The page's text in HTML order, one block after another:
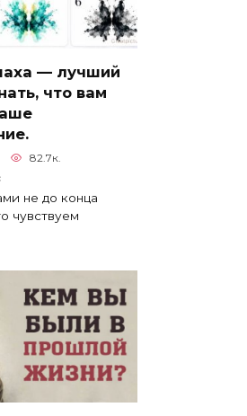
— лучший
что вам
82.7к.
не до конца
чувствуем